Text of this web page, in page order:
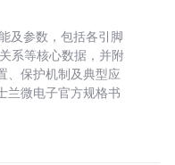
及参数，包括各引脚
系等核心数据，并附
、保护机制及典型应
兰微电子官方规格书